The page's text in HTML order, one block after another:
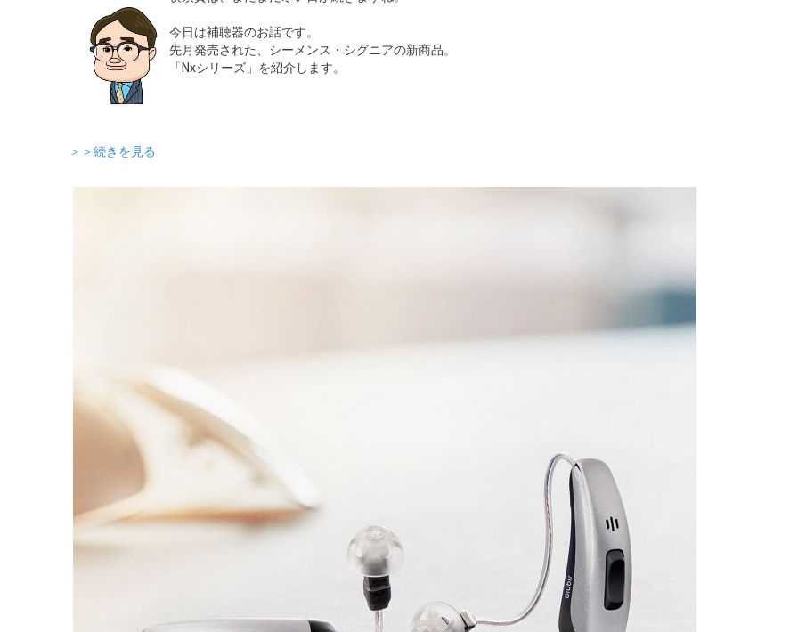
今日は補聴器のお話です。
先月発売された、シーメンス・シグニアの新商品。
「Nxシリーズ」を紹介します。
＞＞続きを見る